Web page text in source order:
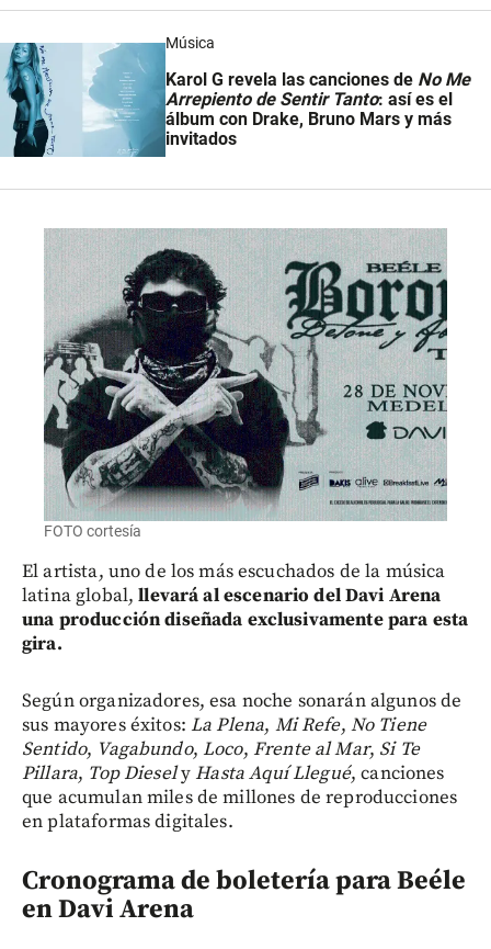
Música
Karol G revela las canciones de No Me
Arrepiento de Sentir Tanto: así es el
álbum con Drake, Bruno Mars y más
invitados
FOTO cortesía
El artista, uno de los más escuchados de la música
latina global,llevará al escenario del Davi Arena
una producción diseñada exclusivamente para esta
gira.
Según organizadores, esa noche sonarán algunos de
sus mayores éxitos: La Plena, Mi Refe, No Tiene
Sentido, Vagabundo,Loco, Frente al Mar, Si Te
Pillara, Top DieselyHasta Aquí Llegué, canciones
que acumulan miles de millones de reproducciones
en plataformas digitales.
Cronograma de boletería para Beéle
en Davi Arena